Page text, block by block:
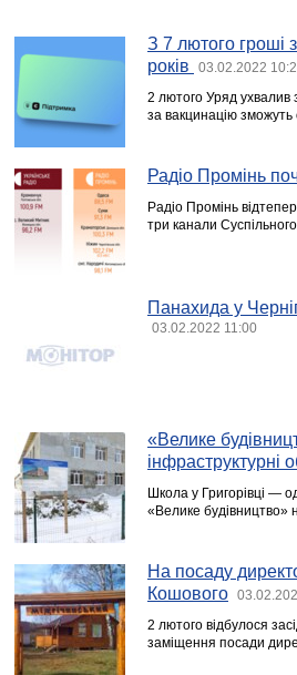
З 7 лютого гроші
років
03.02.2022
2 лютого Уряд ухвалив
за вакцинацію зможуть
Радіо Промінь
Радіо Промінь
три канали
Панахида у
03.02.2022 11:00
«Велике
інфраструктурні
Школа у Григорівці —
«Велике будівництво»
На посаду
Кошового
2 лютого відбулося
заміщення посади